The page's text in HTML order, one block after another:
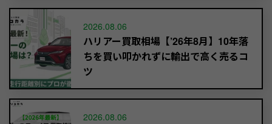
2026.08.06
ハリアー買取相場【’26年8月】10年落
ちを買い叩かれずに輸出で高く売るコ
ツ
2026.08.06